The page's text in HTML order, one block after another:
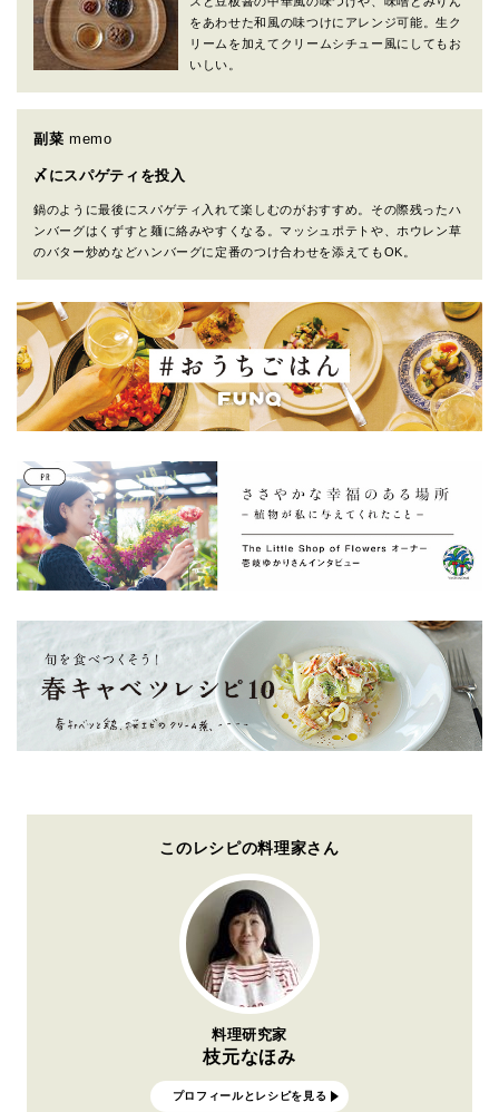
をあわせた和風の味つけにアレンジ可能。生ク
リームを加えてクリームシチュー風にしてもお
いしい。
副菜 memo
〆にスパゲティを投入
鍋のように最後にスパゲティ入れて楽しむのがおすすめ。その際残ったハ
ンバーグはくずすと麺に絡みやすくなる。マッシュポテトや、ホウレン草
のバター炒めなどハンバーグに定番のつけ合わせを添えてもOK。
このレシピの料理家さん
料理研究家
枝元なほみ
プロフィールとレシピを見る